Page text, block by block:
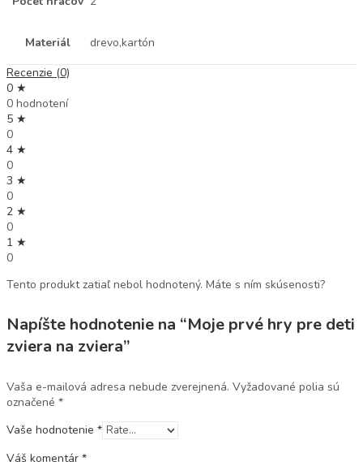
Materiál
drevo,kartón
Recenzie (0)
0 ★
0 hodnotení
5 ★
0
4 ★
0
3 ★
0
2 ★
0
1 ★
0
Tento produkt zatiaľ nebol hodnotený. Máte s ním skúsenosti?
Napíšte hodnotenie na “Moje prvé hry pre deti
zviera na zviera”
Vaša e-mailová adresa nebude zverejnená. Vyžadované polia sú
označené *
Vaše hodnotenie *
Váš komentár *